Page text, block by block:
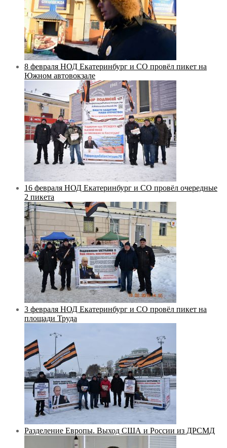
8 февраля НОД Екатеринбург и СО провёл пикет на
Южном автовокзале
16 февраля НОД Екатеринбург и СО провёл очередные
2 пикета
3 февраля НОД Екатеринбург и СО провёл пикет на
площади Труда
Разделение Европы. Выход США и России из ДРСМД